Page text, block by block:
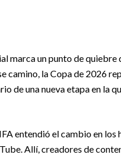
marca un punto de
camino, la Copa de 2026
de una nueva etapa en la
entendió el cambio en los
Allí, creadores de